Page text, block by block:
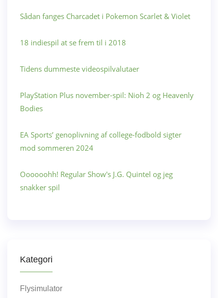
Sådan fanges Charcadet i Pokemon Scarlet & Violet
18 indiespil at se frem til i 2018
Tidens dummeste videospilvalutaer
PlayStation Plus november-spil: Nioh 2 og Heavenly
Bodies
EA Sports’ genoplivning af college-fodbold sigter
mod sommeren 2024
Oooooohh! Regular Show's J.G. Quintel og jeg
snakker spil
Kategori
Flysimulator